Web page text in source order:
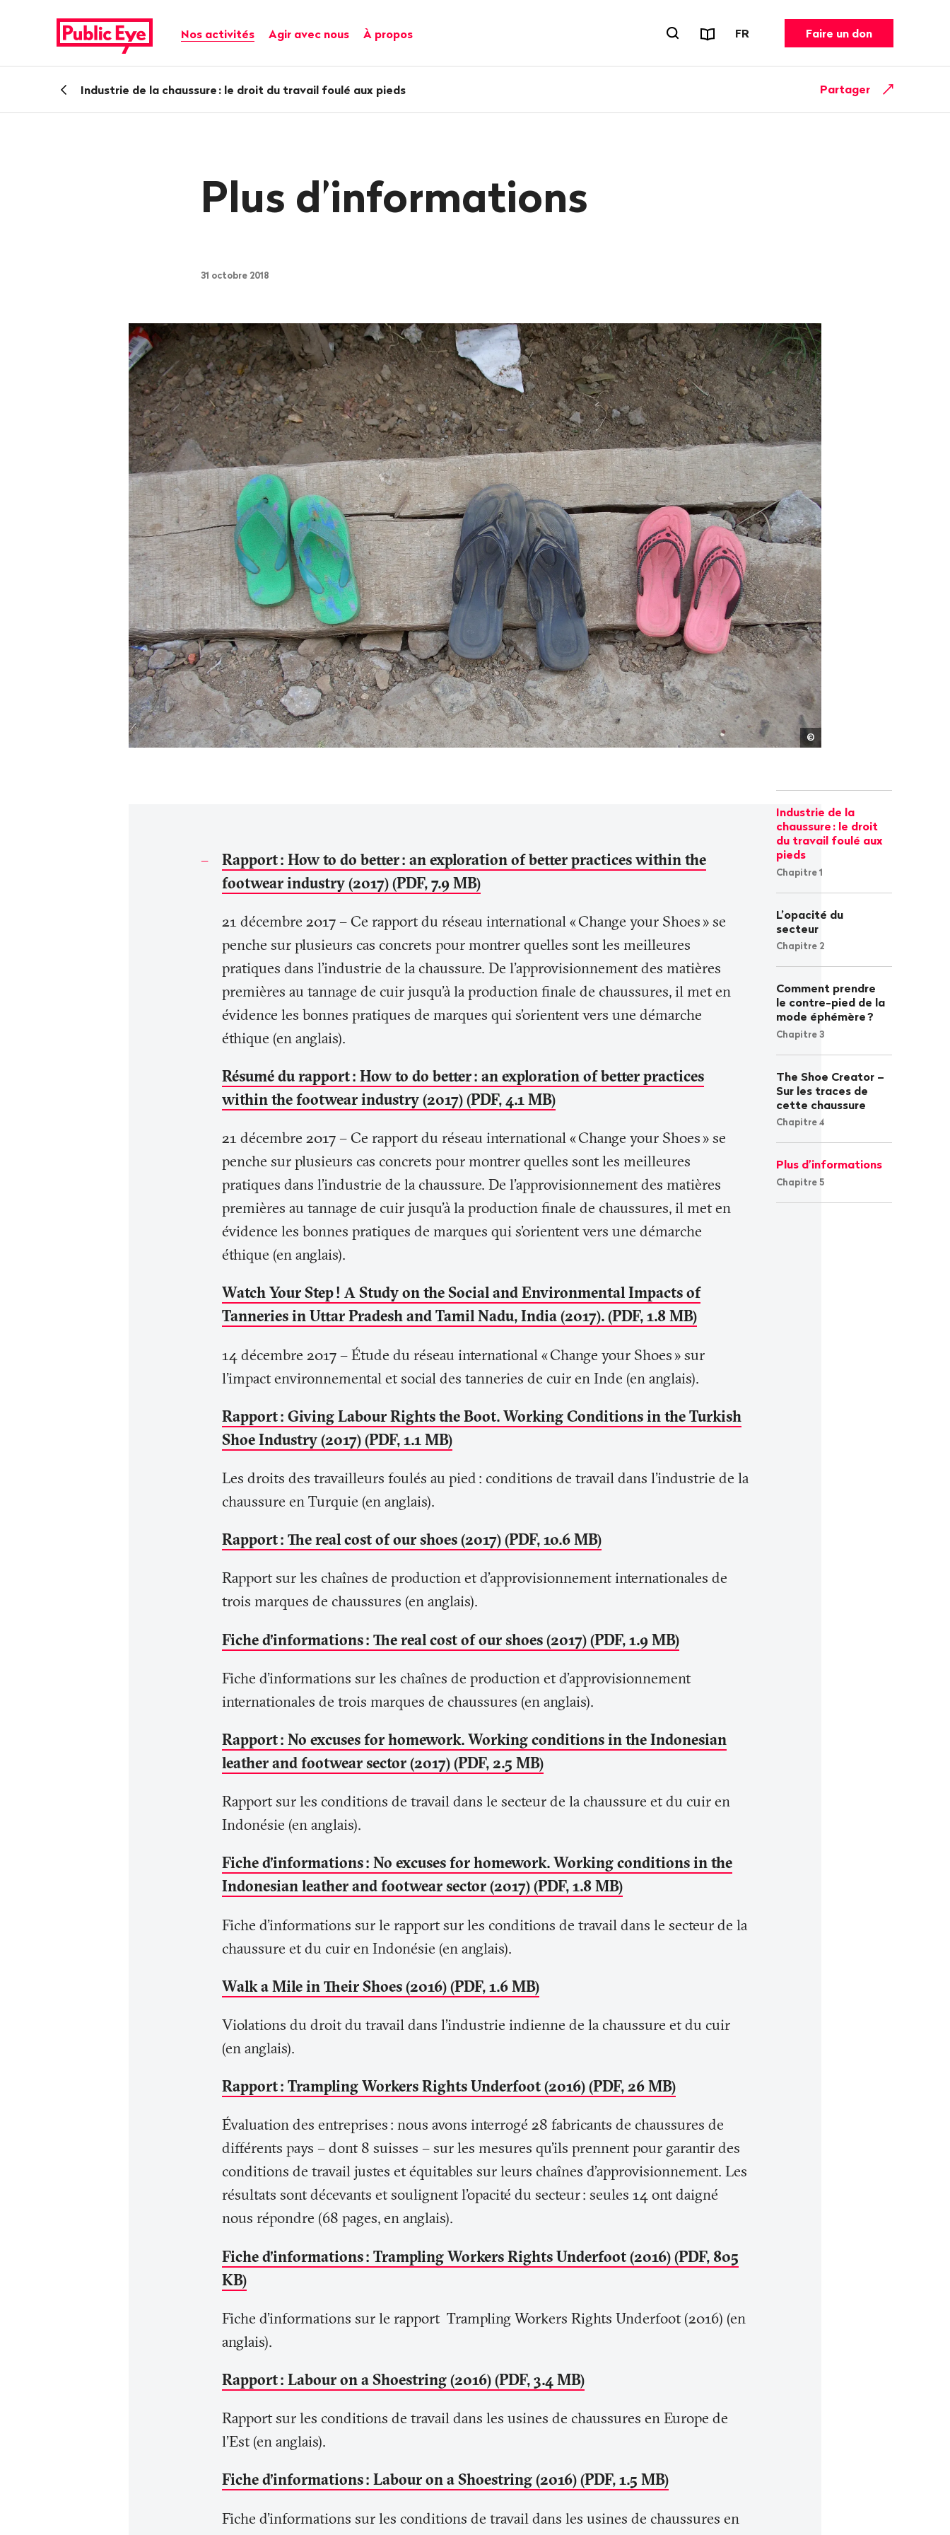
publiceye.ch
Navigation principale
Nos activités Agir avec nous À propos Ouvrir le formulaire de recherche
Rapports et dépliants
FR CHANGER DE LANGUE. LANGUE
Faire un don
RetourIndustrie de la chaussure : le droit du travail foulé aux pieds Partager
Plus d’informations
31 octobre 2018
©
Industrie de la
chaussure : le droit
du travail foulé aux
pieds
Chapitre 1
L’opacité du
secteur
Chapitre 2
Comment prendre
le contre-pied de la
mode éphémère?
Chapitre 3
The Shoe Creator –
Sur les traces de
cette chaussure
Chapitre 4
Plus d’informations
Chapitre 5
Rapport: How to do better: an exploration of better practices within the
footwear industry (2017) (PDF, 7.9 MB)
21 décembre 2017 – Ce rapport du réseau international «Change your Shoes» se
penche sur plusieurs cas concrets pour montrer quelles sont les meilleures
pratiques dans l’industrie de la chaussure. De l'approvisionnement des matières
premières au tannage de cuir jusqu'à la production finale de chaussures, il met en
évidence les bonnes pratiques de marques qui s’orientent vers une démarche
éthique (en anglais).
Résumé du rapport: How to do better: an exploration of better practices
within the footwear industry (2017) (PDF, 4.1 MB)
21 décembre 2017 – Ce rapport du réseau international «Change your Shoes» se
penche sur plusieurs cas concrets pour montrer quelles sont les meilleures
pratiques dans l’industrie de la chaussure. De l'approvisionnement des matières
premières au tannage de cuir jusqu'à la production finale de chaussures, il met en
évidence les bonnes pratiques de marques qui s’orientent vers une démarche
éthique (en anglais).
Watch Your Step! A Study on the Social and Environmental Impacts of
Tanneries in Uttar Pradesh and Tamil Nadu, India (2017). (PDF, 1.8 MB)
14 décembre 2017 – Étude du réseau international «Change your Shoes» sur
l'impact environnemental et social des tanneries de cuir en Inde (en anglais).
Rapport: Giving Labour Rights the Boot. Working Conditions in the Turkish
Shoe Industry (2017) (PDF, 1.1 MB)
Les droits des travailleurs foulés au pied: conditions de travail dans l'industrie de la
chaussure en Turquie (en anglais).
Rapport: The real cost of our shoes (2017) (PDF, 10.6 MB)
Rapport sur les chaînes de production et d’approvisionnement internationales de
trois marques de chaussures (en anglais).
Fiche d’informations: The real cost of our shoes (2017) (PDF, 1.9 MB)
Fiche d'informations sur les chaînes de production et d’approvisionnement
internationales de trois marques de chaussures (en anglais).
Rapport: No excuses for homework. Working conditions in the Indonesian
leather and footwear sector (2017) (PDF, 2.5 MB)
Rapport sur les conditions de travail dans le secteur de la chaussure et du cuir en
Indonésie (en anglais).
Fiche d’informations: No excuses for homework. Working conditions in the
Indonesian leather and footwear sector (2017) (PDF, 1.8 MB)
Fiche d'informations sur le rapport sur les conditions de travail dans le secteur de la
chaussure et du cuir en Indonésie (en anglais).
Walk a Mile in Their Shoes (2016) (PDF, 1.6 MB)
Violations du droit du travail dans l’industrie indienne de la chaussure et du cuir
(en anglais).
Rapport: Trampling Workers Rights Underfoot (2016) (PDF, 26 MB)
Évaluation des entreprises: nous avons interrogé 28 fabricants de chaussures de
différents pays – dont 8 suisses – sur les mesures qu'ils prennent pour garantir des
conditions de travail justes et équitables sur leurs chaînes d’approvisionnement. Les
résultats sont décevants et soulignent l'opacité du secteur: seules 14 ont daigné
nous répondre (68 pages, en anglais).
Fiche d’informations: Trampling Workers Rights Underfoot (2016) (PDF, 805
KB)
Fiche d’informations sur le rapport Trampling Workers Rights Underfoot (2016) (en
anglais).
Rapport: Labour on a Shoestring (2016) (PDF, 3.4 MB)
Rapport sur les conditions de travail dans les usines de chaussures en Europe de
l'Est (en anglais).
Fiche d’informations: Labour on a Shoestring (2016) (PDF, 1.5 MB)
Fiche d'informations sur les conditions de travail dans les usines de chaussures en